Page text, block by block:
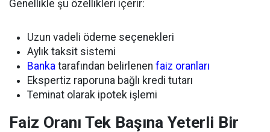
Genellikle şu özellikleri içerir:
Uzun vadeli ödeme seçenekleri
Aylık taksit sistemi
Banka tarafından belirlenen faiz oranları
Ekspertiz raporuna bağlı kredi tutarı
Teminat olarak ipotek işlemi
Faiz Oranı Tek Başına Yeterli Bir